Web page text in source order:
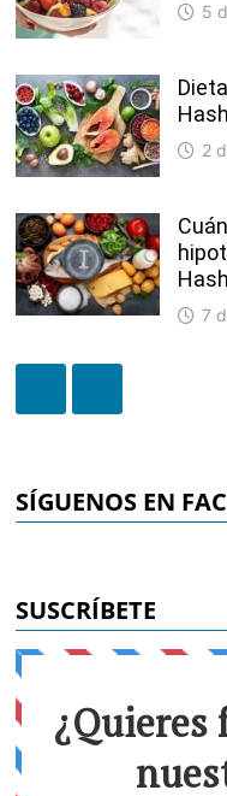
5
2
7
SÍGUENOS EN
SUSCRÍBETE